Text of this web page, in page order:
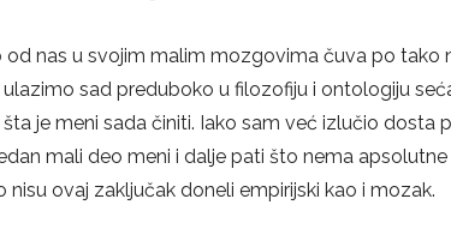
nas u svojim malim mozgovima čuva po tako
sad preduboko u filozofiju i ontologiju
je meni sada činiti. Iako sam već izlučio dosta
mali deo meni i dalje pati što nema
ovaj zaključak doneli empirijski kao i mozak.